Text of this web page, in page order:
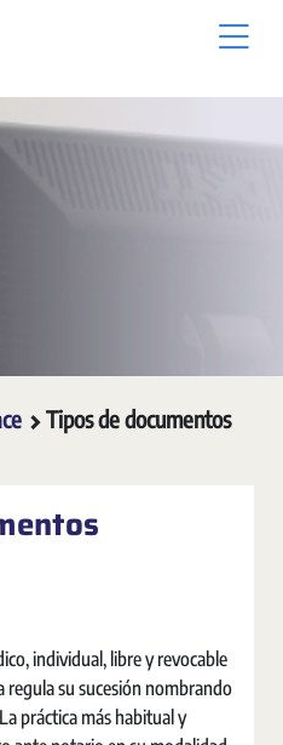
Tipos de documentos
individual, libre y revocable
regula su sucesión nombrando
práctica más habitual y